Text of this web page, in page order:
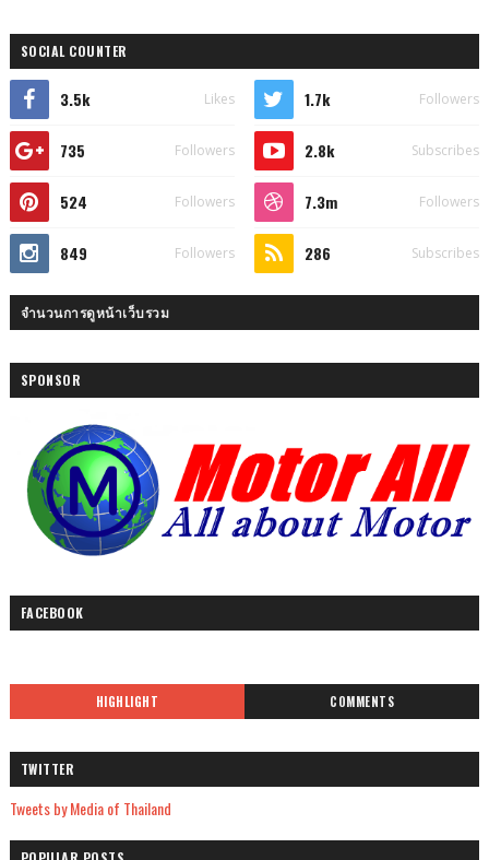
SOCIAL COUNTER
3.5k Likes 1.7k Followers
735 Followers 2.8k Subscribes
524 Followers 7.3m Followers
849 Followers 286 Subscribes
จำนวนการดูหน้าเว็บรวม
SPONSOR
FACEBOOK
HIGHLIGHT COMMENTS
TWITTER
Tweets by Media of Thailand